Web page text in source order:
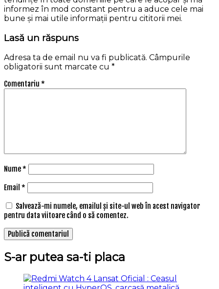
informez în mod constant pentru a aduce cele mai
bune și mai utile informații pentru cititorii mei.
Lasă un răspuns
Adresa ta de email nu va fi publicată. Câmpurile
obligatorii sunt marcate cu *
Comentariu *
Nume*
Email *
Salvează-mi numele, emailul și site-ul web în acest navigator
pentru data viitoare când o să comentez.
S-ar putea sa-ti placa